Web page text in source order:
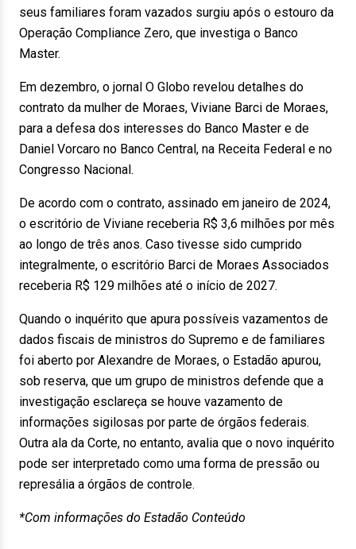
seus familiares foram vazados surgiu após o estouro da
Operação Compliance Zero, que investiga o Banco
Master.
Em dezembro, o jornal O Globo revelou detalhes do
contrato da mulher de Moraes, Viviane Barci de Moraes,
para a defesa dos interesses do Banco Master e de
Daniel Vorcaro no Banco Central, na Receita Federal e no
Congresso Nacional.
De acordo com o contrato, assinado em janeiro de 2024,
o escritório de Viviane receberia R$ 3,6 milhões por mês
ao longo de três anos. Caso tivesse sido cumprido
integralmente, o escritório Barci de Moraes Associados
receberia R$ 129 milhões até o início de 2027.
Quando o inquérito que apura possíveis vazamentos de
dados fiscais de ministros do Supremo e de familiares
foi aberto por Alexandre de Moraes, o Estadão apurou,
sob reserva, que um grupo de ministros defende que a
investigação esclareça se houve vazamento de
informações sigilosas por parte de órgãos federais.
Outra ala da Corte, no entanto, avalia que o novo inquérito
pode ser interpretado como uma forma de pressão ou
represália a órgãos de controle.
*Com informações do Estadão Conteúdo